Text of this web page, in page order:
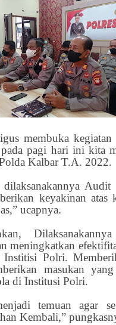
membuka
pagi hari ini kita
Kalbar T.A. 2022.
dilaksanakannya
keyakinan atas
ucapnya.
meningkatkan
Institisi Polri.
masukan
di Institusi Polri.
temuan agar
Kembali,”